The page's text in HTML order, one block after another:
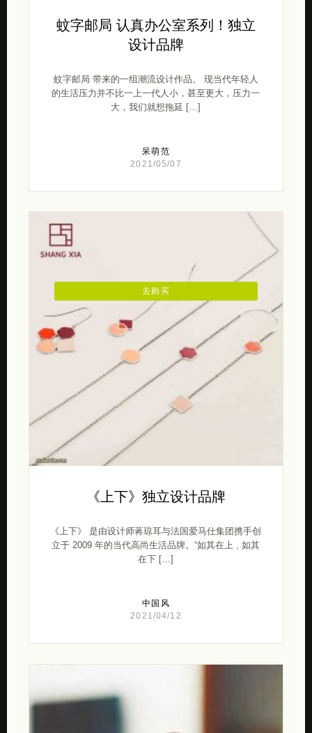
蚊字邮局 认真办公室系列！独立
设计品牌
蚊字邮局 带来的一组潮流设计作品。 现当代年轻人
的生活压力并不比一上一代人小，甚至更大，压力一
大，我们就想拖延 […]
呆萌范
2021/05/07
去购买
《上下》独立设计品牌
《上下》 是由设计师蒋琼耳与法国爱马仕集团携手创
立于 2009 年的当代高尚生活品牌。“如其在上 , 如其
在下 […]
中国风
2021/04/12